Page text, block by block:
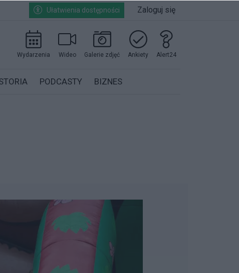
Ułatwienia dostępności Zaloguj się
Wydarzenia Wideo Galerie zdjęć Ankiety Alert24
PODCASTY BIZNES